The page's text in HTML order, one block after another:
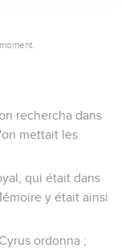
rechercha dans
mettait les
qui était dans
y était ainsi
ordonna ;